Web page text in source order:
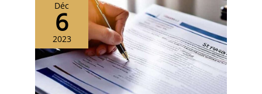
Déc
6
2023